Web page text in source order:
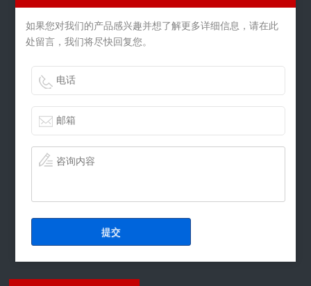
如果您对我们的产品感兴趣并想了解更多详细信息，请在此
处留言，我们将尽快回复您。